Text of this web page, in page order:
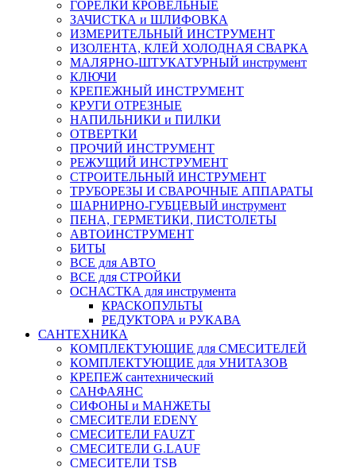
ГОРЕЛКИ КРОВЕЛЬНЫЕ
ЗАЧИСТКА и ШЛИФОВКА
ИЗМЕРИТЕЛЬНЫЙ ИНСТРУМЕНТ
ИЗОЛЕНТА, КЛЕЙ ХОЛОДНАЯ СВАРКА
МАЛЯРНО-ШТУКАТУРНЫЙ инструмент
КЛЮЧИ
КРЕПЕЖНЫЙ ИНСТРУМЕНТ
КРУГИ ОТРЕЗНЫЕ
НАПИЛЬНИКИ и ПИЛКИ
ОТВЕРТКИ
ПРОЧИЙ ИНСТРУМЕНТ
РЕЖУЩИЙ ИНСТРУМЕНТ
СТРОИТЕЛЬНЫЙ ИНСТРУМЕНТ
ТРУБОРЕЗЫ И СВАРОЧНЫЕ АППАРАТЫ
ШАРНИРНО-ГУБЦЕВЫЙ инструмент
ПЕНА, ГЕРМЕТИКИ, ПИСТОЛЕТЫ
АВТОИНСТРУМЕНТ
БИТЫ
ВСЕ для АВТО
ВСЕ для СТРОЙКИ
ОСНАСТКА для инструмента
КРАСКОПУЛЬТЫ
РЕДУКТОРА и РУКАВА
САНТЕХНИКА
КОМПЛЕКТУЮЩИЕ для СМЕСИТЕЛЕЙ
КОМПЛЕКТУЮЩИЕ для УНИТАЗОВ
КРЕПЕЖ сантехнический
САНФАЯНС
СИФОНЫ и МАНЖЕТЫ
СМЕСИТЕЛИ EDENY
СМЕСИТЕЛИ FAUZT
СМЕСИТЕЛИ G.LAUF
СМЕСИТЕЛИ TSB